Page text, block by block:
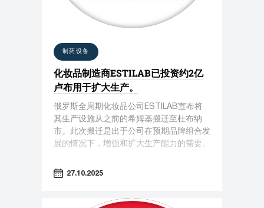
制药设备
化妆品制造商ESTILAB已投资约2亿
卢布用于扩大生产。
俄罗斯全周期化妆品公司ESTILAB宣布将
其生产设施从之前的希姆基搬迁至杜布纳
市。此次搬迁是出于公司在预期品牌组合发
展的情况下，增强和扩大生产能力的需要。
27.10.2025